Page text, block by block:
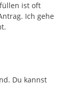
ist oft
Ich gehe
Du kannst